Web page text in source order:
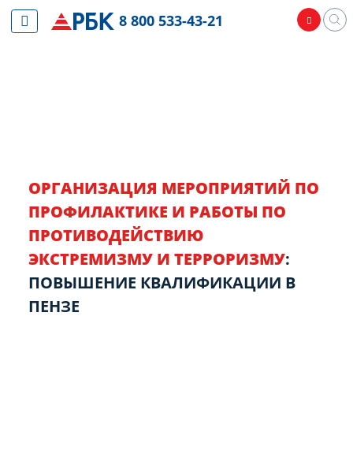
ОРГАНИЗАЦИЯ МЕРОПРИЯТИЙ ПО
ПРОФИЛАКТИКЕ И РАБОТЫ ПО
ПРОТИВОДЕЙСТВИЮ
ЭКСТРЕМИЗМУ И ТЕРРОРИЗМУ:
ПОВЫШЕНИЕ КВАЛИФИКАЦИИ В
ПЕНЗЕ
8 800 533-43-21